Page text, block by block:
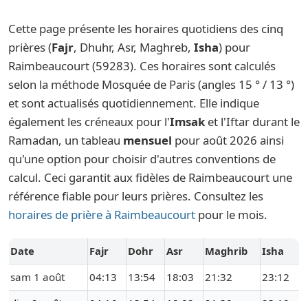
Cette page présente les horaires quotidiens des cinq
prières (Fajr, Dhuhr, Asr, Maghreb, Isha) pour
Raimbeaucourt (59283). Ces horaires sont calculés
selon la méthode Mosquée de Paris (angles 15 ° / 13 °)
et sont actualisés quotidiennement. Elle indique
également les créneaux pour l'Imsak et l'Iftar durant le
Ramadan, un tableau mensuel pour août 2026 ainsi
qu'une option pour choisir d'autres conventions de
calcul. Ceci garantit aux fidèles de Raimbeaucourt une
référence fiable pour leurs prières. Consultez les
horaires de prière à Raimbeaucourt pour le mois.
Date Fajr Dohr Asr Maghrib
Isha
sam 1 août
04:13 13:54 18:03 21:32
23:12